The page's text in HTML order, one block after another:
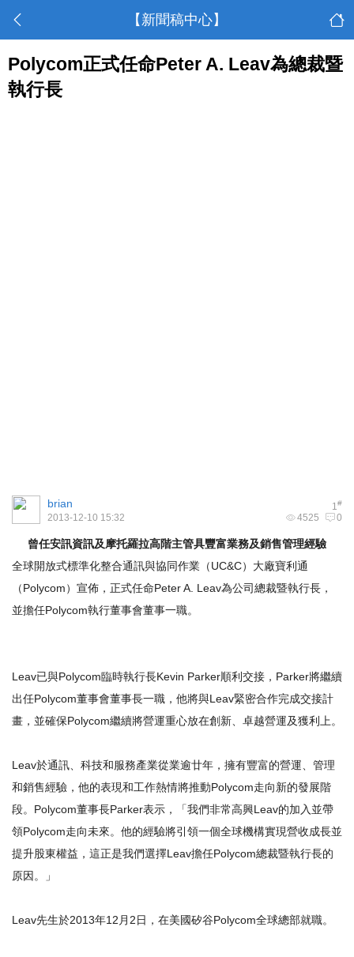
【新聞稿中心】
Polycom正式任命Peter A. Leav為總裁暨
執行長
1#
brian
4525 0
2013-12-10 15:32
曾任安訊資訊及摩托羅拉高階主管具豐富業務及銷售管理經驗
全球開放式標準化整合通訊與協同作業（UC&C）大廠寶利通
（Polycom）宣佈，正式任命Peter A. Leav為公司總裁暨執行長，
並擔任Polycom執行董事會董事一職。
Leav已與Polycom臨時執行長Kevin Parker順利交接，Parker將繼續
出任Polycom董事會董事長一職，他將與Leav緊密合作完成交接計
畫，並確保Polycom繼續將營運重心放在創新、卓越營運及獲利上。
Leav於通訊、科技和服務產業從業逾廿年，擁有豐富的營運、管理
和銷售經驗，他的表現和工作熱情將推動Polycom走向新的發展階
段。Polycom董事長Parker表示，「我們非常高興Leav的加入並帶
領Polycom走向未來。他的經驗將引領一個全球機構實現營收成長並
提升股東權益，這正是我們選擇Leav擔任Polycom總裁暨執行長的
原因。」
Leav先生於2013年12月2日，在美國矽谷Polycom全球總部就職。